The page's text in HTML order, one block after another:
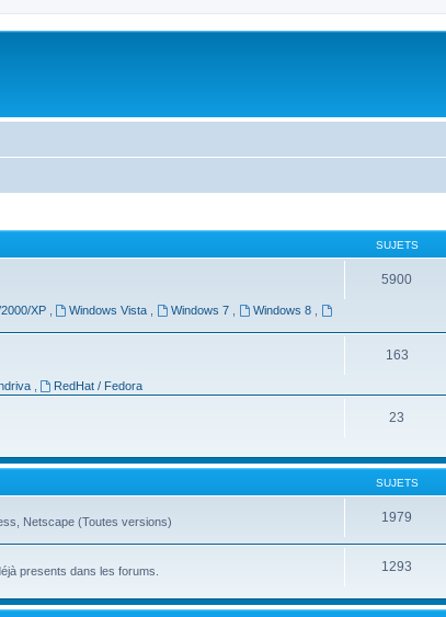
SUJETS
XP Windows Vista Windows 7 Windows 8
5900
RedHat / Fedora
163
23
SUJETS
Netscape (Toutes versions)
1979
presents dans les forums.
1293